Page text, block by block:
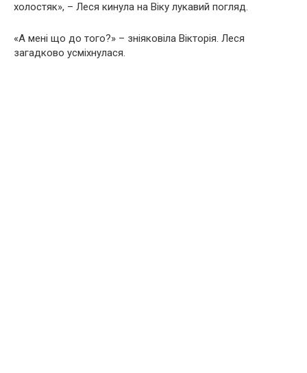
холостяк», – Леся кинула на Віку лукавий погляд.
«А мені що до того?» – зніяковіла Вікторія. Леся
загадково усміхнулася.